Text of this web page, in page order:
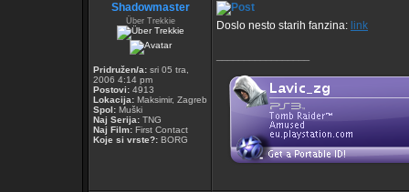
Shadowmaster
Über Trekkie
Pridružen/a: sri 05 tra,
2006 4:14 pm
Postovi: 4913
Lokacija: Maksimir, Zagreb
Spol: Muški
Naj Serija: TNG
Naj Film: First Contact
Koje si vrste?: BORG
Doslo nesto starih fanzina: link